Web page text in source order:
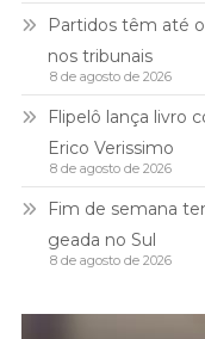
Partidos têm até
nos tribunais
8 de agosto de 2026
Flipelô lança livro
Erico Verissimo
8 de agosto de 2026
Fim de semana
geada no Sul
8 de agosto de 2026